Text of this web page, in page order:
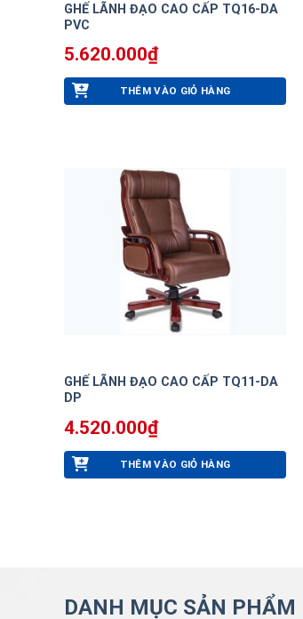
GHẾ LÃNH ĐẠO CAO CẤP TQ16-DA
PVC
5.620.000₫
THÊM VÀO GIỎ HÀNG
GHẾ LÃNH ĐẠO CAO CẤP TQ11-DA
DP
4.520.000₫
THÊM VÀO GIỎ HÀNG
DANH MỤC SẢN PHẨM